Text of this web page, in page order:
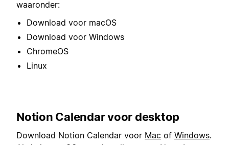
waaronder:
Download voor macOS
Download voor Windows
ChromeOS
Linux
Notion Calendar voor desktop
Download Notion Calendar voor Mac of Windows.